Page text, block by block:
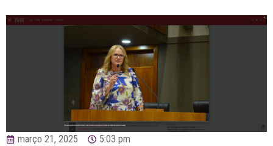
março 21, 2025 5:03 pm